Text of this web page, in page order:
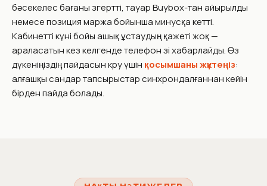
бәсекелес бағаны өзгертті, тауар Buybox-тан айырылды
немесе позиция маржа бойынша минусқа кетті.
Кабинетті күні бойы ашық ұстаудың қажеті жоқ —
араласатын кез келгенде телефон өзі хабарлайды. Өз
дүкеніңіздің пайдасын көру үшін қосымшаны жүктеңіз:
алғашқы сандар тапсырыстар синхрондалғаннан кейін
бірден пайда болады.